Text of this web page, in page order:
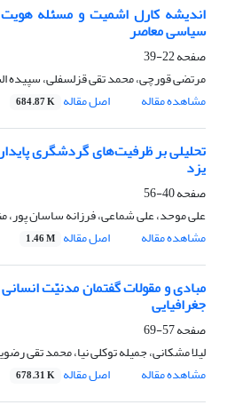
اندیشه کارل اشمیت و مسئله
سیاسی معاصر
صفحه22-39
مرتضی قورچی، محمد تقی قزلسفلی، سپیده
مشاهده مقاله
اصل مقاله 684.87 K
تحلیلی بر ظرفیت‌های گردشگری
یزد
صفحه40-56
علی موحد، علی شماعی، فرزانه ساسان پور،
مشاهده مقاله
اصل مقاله 1.46 M
مبادی و مقولات گفتمان مدنیّت
جغرافیایی
صفحه57-69
لیلا مشکانی، جمیله توکلی نیا، محمد تقی
مشاهده مقاله
اصل مقاله 678.31 K